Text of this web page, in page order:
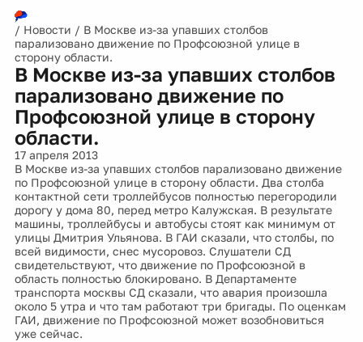
/ Новости / В Москве из-за упавших столбов
парализовано движение по Профсоюзной улице в
сторону области.
В Москве из-за упавших столбов
парализовано движение по
Профсоюзной улице в сторону
области.
17 апреля 2013
В Москве из-за упавших столбов парализовано движение
по Профсоюзной улице в сторону области. Два столба
контактной сети троллейбусов полностью перегородили
дорогу у дома 80, перед метро Калужская. В результате
машины, троллейбусы и автобусы стоят как минимум от
улицы Дмитрия Ульянова. В ГАИ сказали, что столбы, по
всей видимости, снес мусоровоз. Слушатели СД
свидетельствуют, что движение по Профсоюзной в
область полностью блокировано. В Департаменте
транспорта москвы СД сказали, что авария произошла
около 5 утра и что там работают три бригады. По оценкам
ГАИ, движение по Профсоюзной может возобновиться
уже сейчас.